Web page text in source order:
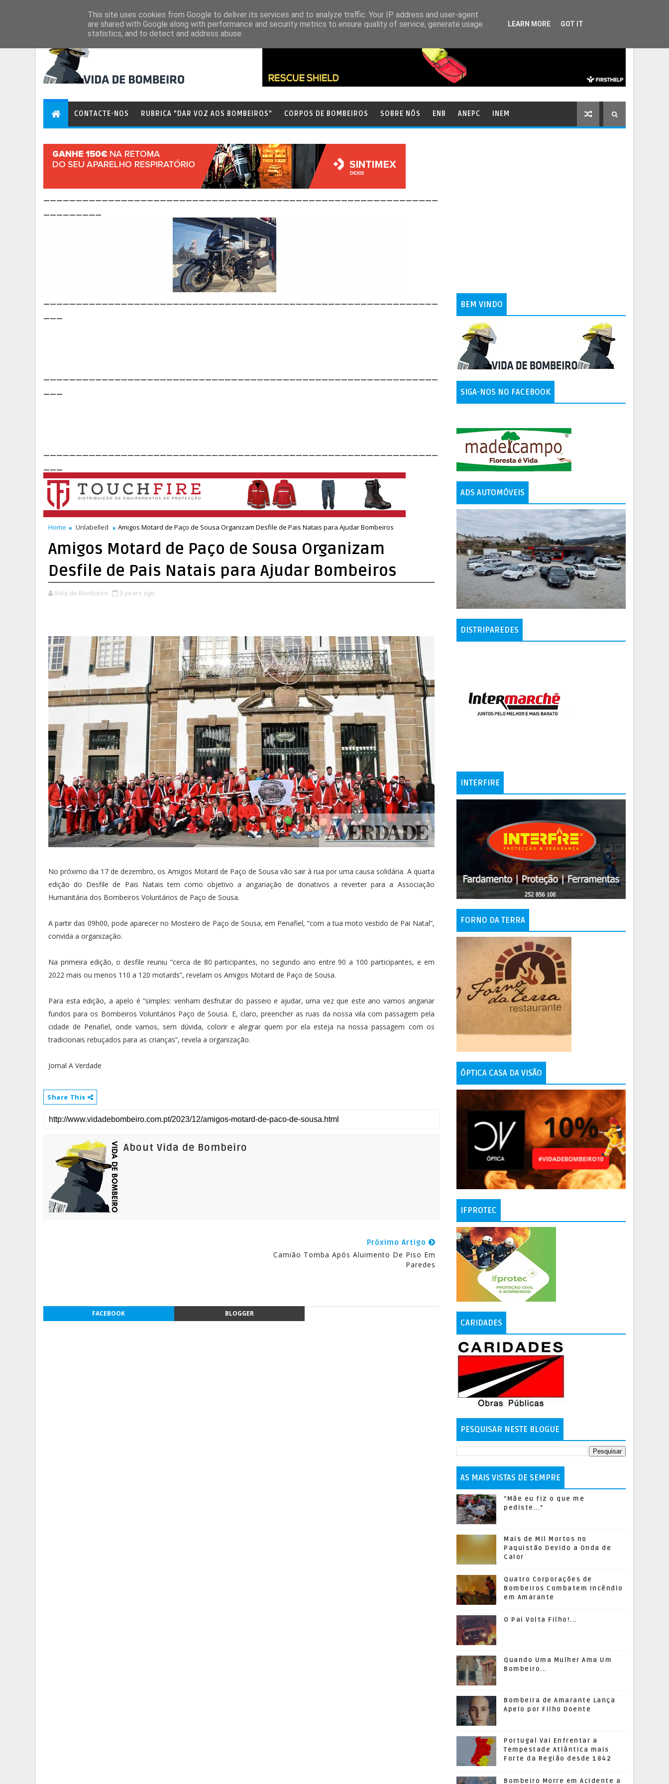
CONTACTE-NOS RUBRICA "DAR VOZ AOS BOMBEIROS" CORPOS DE BOMBEIROS SOBRE NÓS ENB ANEPC INEM
Home Unlabelled Amigos Motard de Paço de Sousa Organizam Desfile de Pais Natais para Ajudar Bombeiros
Amigos Motard de Paço de Sousa Organizam
Desfile de Pais Natais para Ajudar Bombeiros
Vida de Bombeiro 3 years ago
No próximo dia 17 de dezembro, os Amigos Motard de Paço de Sousa vão sair à rua por uma causa solidária. A quarta
edição do Desfile de Pais Natais tem como objetivo a angariação de donativos a reverter para a Associação
Humanitária dos Bombeiros Voluntários de Paço de Sousa.
A partir das 09h00, pode aparecer no Mosteiro de Paço de Sousa, em Penafiel, “com a tua moto vestido de Pai Natal”,
convida a organização.
Na primeira edição, o desfile reuniu “cerca de 80 participantes, no segundo ano entre 90 a 100 participantes, e em
2022 mais ou menos 110 a 120 motards”, revelam os Amigos Motard de Paço de Sousa.
Para esta edição, a apelo é “simples: venham desfrutar do passeio e ajudar, uma vez que este ano vamos angariar
fundos para os Bombeiros Voluntários Paço de Sousa. E, claro, preencher as ruas da nossa vila com passagem pela
cidade de Penafiel, onde vamos, sem dúvida, colorir e alegrar quem por ela esteja na nossa passagem com os
tradicionais rebuçados para as crianças”, revela a organização.
Jornal A Verdade
Share This
About Vida de Bombeiro
Próximo Artigo
Camião Tomba Após Aluimento De Piso Em
Paredes
FACEBOOK BLOGGER
BEM VINDO
SIGA-NOS NO FACEBOOK
ADS AUTOMÓVEIS
DISTRIPAREDES
INTERFIRE
FORNO DA TERRA
ÓPTICA CASA DA VISÃO
IFPROTEC
CARIDADES
PESQUISAR NESTE BLOGUE
AS MAIS VISTAS DE SEMPRE
"Mãe eu fiz o que me
pediste..."
Mais de Mil Mortos no
Paquistão Devido a Onda de
Calor
Quatro Corporações de
Bombeiros Combatem Incêndio
em Amarante
O Pai Volta Filho!...
Quando Uma Mulher Ama Um
Bombeiro...
Bombeira de Amarante Lança
Apelo por Filho Doente
Portugal Vai Enfrentar a
Tempestade Atlântica mais
Forte da Região desde 1842
Bombeiro Morre em Acidente a
This site uses cookies from Google to deliver its services and to analyze traffic. Your IP address and user-agent
are shared with Google along with performance and security metrics to ensure quality of service, generate usage
statistics, and to detect and address abuse.
LEARN MORE GOT IT